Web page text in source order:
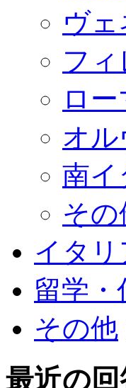
ヴ
フ
ロー
オル
南イ
そ
イタ
留学・
その他
最近の回